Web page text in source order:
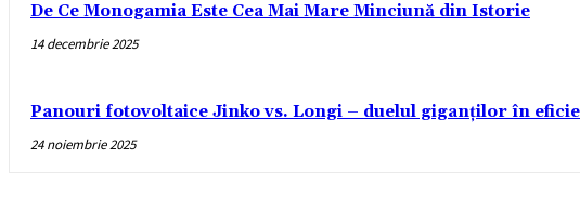
De Ce Monogamia Este Cea Mai Mare Minciună din Istorie
14 decembrie 2025
Panouri fotovoltaice Jinko vs. Longi – duelul giganților în
24 noiembrie 2025